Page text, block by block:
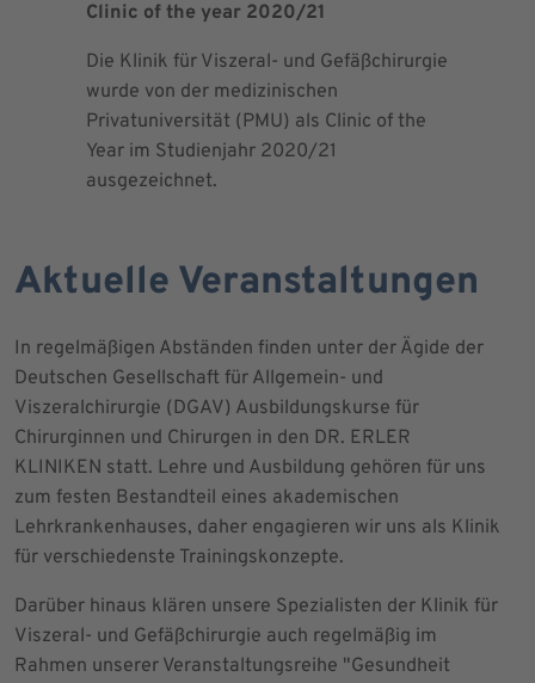
Clinic of the year 2020/21
Die Klinik für Viszeral- und Gefäßchirurgie
wurde von der medizinischen
Privatuniversität (PMU) als Clinic of the
Year im Studienjahr 2020/21
ausgezeichnet.
Aktuelle Veranstaltungen
In regelmäßigen Abständen finden unter der Ägide der
Deutschen Gesellschaft für Allgemein- und
Viszeralchirurgie (DGAV) Ausbildungskurse für
Chirurginnen und Chirurgen in den DR. ERLER
KLINIKEN statt. Lehre und Ausbildung gehören für uns
zum festen Bestandteil eines akademischen
Lehrkrankenhauses, daher engagieren wir uns als Klinik
für verschiedenste Trainingskonzepte.
Darüber hinaus klären unsere Spezialisten der Klinik für
Viszeral- und Gefäßchirurgie auch regelmäßig im
Rahmen unserer Veranstaltungsreihe "Gesundheit